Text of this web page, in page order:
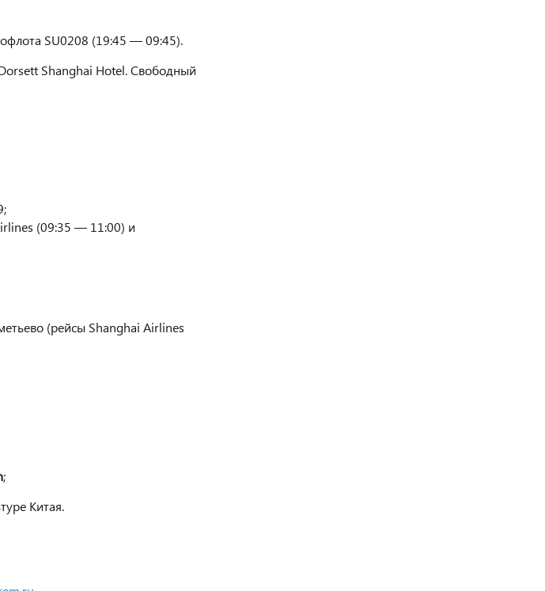
SU0208 (19:45 — 09:45).
Shanghai Hotel. Свободный
(09:35 — 11:00) и
(рейсы Shanghai Airlines
;
Китая.